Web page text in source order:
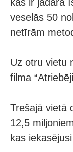
veselās 50
netīrām
Uz otru vietu
filma
Trešajā vietā
12,5
kas